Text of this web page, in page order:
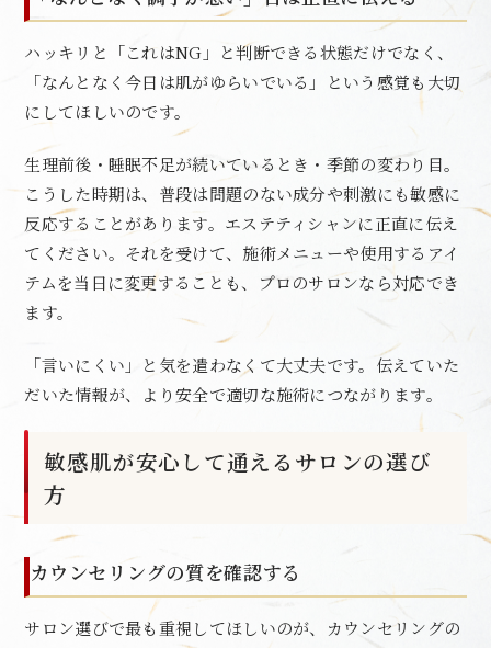
ハッキリと「これはNG」と判断できる状態だけでなく、
「なんとなく今日は肌がゆらいでいる」という感覚も大切
にしてほしいのです。
生理前後・睡眠不足が続いているとき・季節の変わり目。
こうした時期は、普段は問題のない成分や刺激にも敏感に
反応することがあります。エステティシャンに正直に伝え
てください。それを受けて、施術メニューや使用するアイ
テムを当日に変更することも、プロのサロンなら対応でき
ます。
「言いにくい」と気を遣わなくて大丈夫です。伝えていた
だいた情報が、より安全で適切な施術につながります。
敏感肌が安心して通えるサロンの選び
方
カウンセリングの質を確認する
サロン選びで最も重視してほしいのが、カウンセリングの